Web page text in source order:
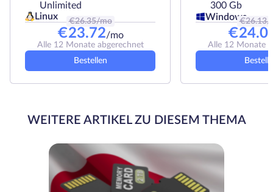
Unlimited
Linux
€26.35/mo
€23.72/mo
Alle 12 Monate abgerechnet
Bestellen
300 Gb
Windows
€26.13/
€
Alle 12 Monate
WEITERE ARTIKEL ZU DIESEM THEMA